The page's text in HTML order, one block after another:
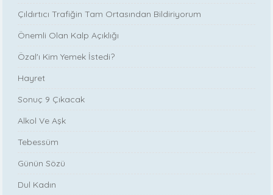
Çıldırtıcı Trafiğin Tam Ortasından Bildiriyorum
Önemli Olan Kalp Açıklığı
Özal'ı Kim Yemek İstedi?
Hayret
Sonuç 9 Çıkacak
Alkol Ve Aşk
Tebessüm
Günün Sözü
Dul Kadın